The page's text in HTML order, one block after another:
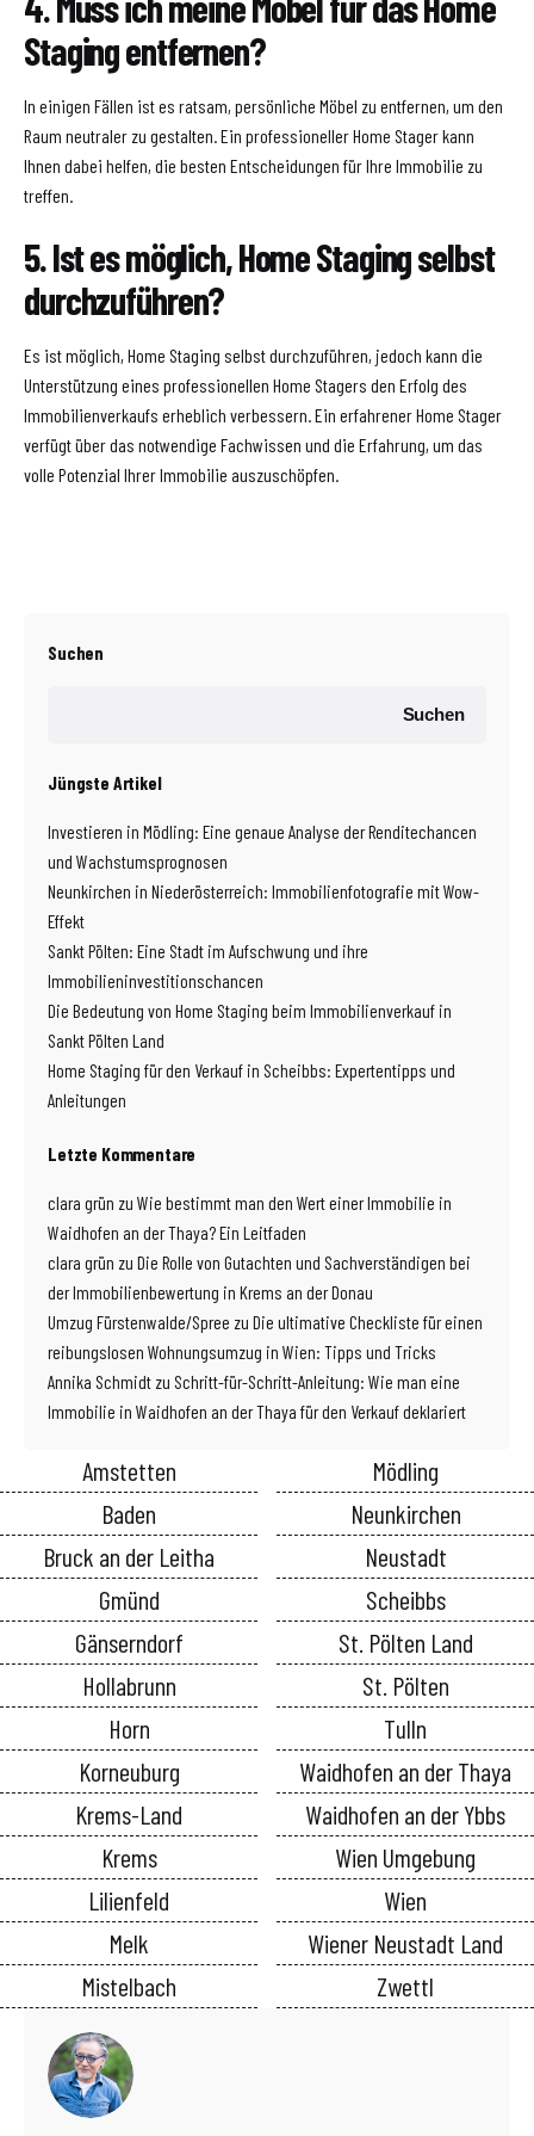
Staging entfernen?
In einigen Fällen ist es ratsam, persönliche Möbel zu entfernen, um den
Raum neutraler zu gestalten. Ein professioneller Home Stager kann
Ihnen dabei helfen, die besten Entscheidungen für Ihre Immobilie zu
treffen.
5. Ist es möglich, Home Staging selbst
durchzuführen?
Es ist möglich, Home Staging selbst durchzuführen, jedoch kann die
Unterstützung eines professionellen Home Stagers den Erfolg des
Immobilienverkaufs erheblich verbessern. Ein erfahrener Home Stager
verfügt über das notwendige Fachwissen und die Erfahrung, um das
volle Potenzial Ihrer Immobilie auszuschöpfen.
Suchen
Suchen
Jüngste Artikel
Investieren in Mödling: Eine genaue Analyse der Renditechancen
und Wachstumsprognosen
Neunkirchen in Niederösterreich: Immobilienfotografie mit Wow-
Effekt
Sankt Pölten: Eine Stadt im Aufschwung und ihre
Immobilieninvestitionschancen
Die Bedeutung von Home Staging beim Immobilienverkauf in
Sankt Pölten Land
Home Staging für den Verkauf in Scheibbs: Expertentipps und
Anleitungen
Letzte Kommentare
clara grün zu Wie bestimmt man den Wert einer Immobilie in
Waidhofen an der Thaya? Ein Leitfaden
clara grün zu Die Rolle von Gutachten und Sachverständigen bei
der Immobilienbewertung in Krems an der Donau
Umzug Fürstenwalde/Spree zu Die ultimative Checkliste für einen
reibungslosen Wohnungsumzug in Wien: Tipps und Tricks
Annika Schmidt zu Schritt-für-Schritt-Anleitung: Wie man eine
Immobilie in Waidhofen an der Thaya für den Verkauf deklariert
Amstetten
Baden
Bruck an der Leitha
Gmünd
Gänserndorf
Hollabrunn
Horn
Korneuburg
Krems-Land
Krems
Lilienfeld
Melk
Mistelbach
Mödling
Neunkirchen
Neustadt
Scheibbs
St. Pölten Land
St. Pölten
Tulln
Waidhofen an der Thaya
Waidhofen an der Ybbs
Wien Umgebung
Wien
Wiener Neustadt Land
Zwettl